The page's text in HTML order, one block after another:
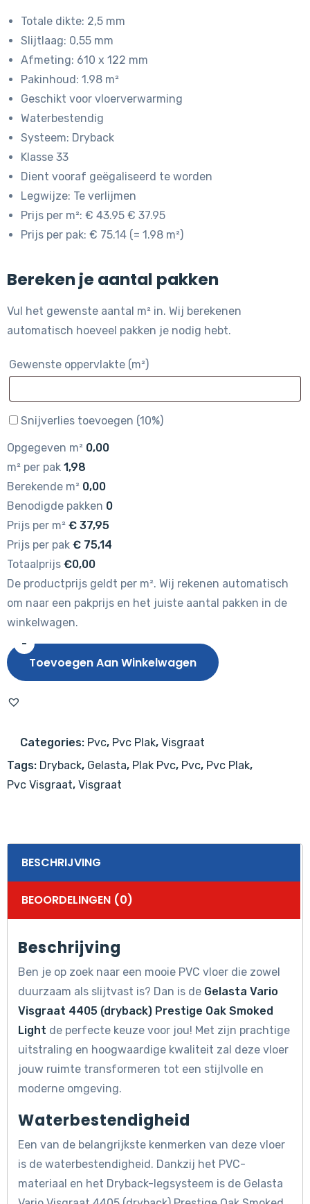
€ 43,95.€ 37,95.
Totale dikte: 2,5 mm
Slijtlaag: 0,55 mm
Afmeting: 610 x 122 mm
Pakinhoud: 1.98 m²
Geschikt voor vloerverwarming
Waterbestendig
Systeem: Dryback
Klasse 33
Dient vooraf geëgaliseerd te worden
Legwijze: Te verlijmen
Prijs per m²: € 43.95 € 37.95
Prijs per pak: € 75.14 (= 1.98 m²)
Bereken je aantal pakken
Vul het gewenste aantal m² in. Wij berekenen
automatisch hoeveel pakken je nodig hebt.
Gewenste oppervlakte (m²)
Snijverlies toevoegen (10%)
Opgegeven m² 0,00
m² per pak 1,98
Berekende m² 0,00
Benodigde pakken 0
Prijs per m² € 37,95
Prijs per pak € 75,14
Totaalprijs €0,00
De productprijs geldt per m². Wij rekenen automatisch
om naar een pakprijs en het juiste aantal pakken in de
winkelwagen.
-
Gelasta
Vario
4405
Prestige
Oak
Smoked
Toevoegen Aan Winkelwagen
Categories: Pvc, Pvc Plak, Visgraat
Tags: Dryback, Gelasta, Plak Pvc, Pvc, Pvc Plak,
Pvc Visgraat, Visgraat
BESCHRIJVING
BEOORDELINGEN (0)
Beschrijving
Ben je op zoek naar een mooie PVC vloer die zowel
duurzaam als slijtvast is? Dan is de Gelasta Vario
Visgraat 4405 (dryback) Prestige Oak Smoked
Light de perfecte keuze voor jou! Met zijn prachtige
uitstraling en hoogwaardige kwaliteit zal deze vloer
jouw ruimte transformeren tot een stijlvolle en
moderne omgeving.
Waterbestendigheid
Een van de belangrijkste kenmerken van deze vloer
is de waterbestendigheid. Dankzij het PVC-
materiaal en het Dryback-legsysteem is de Gelasta